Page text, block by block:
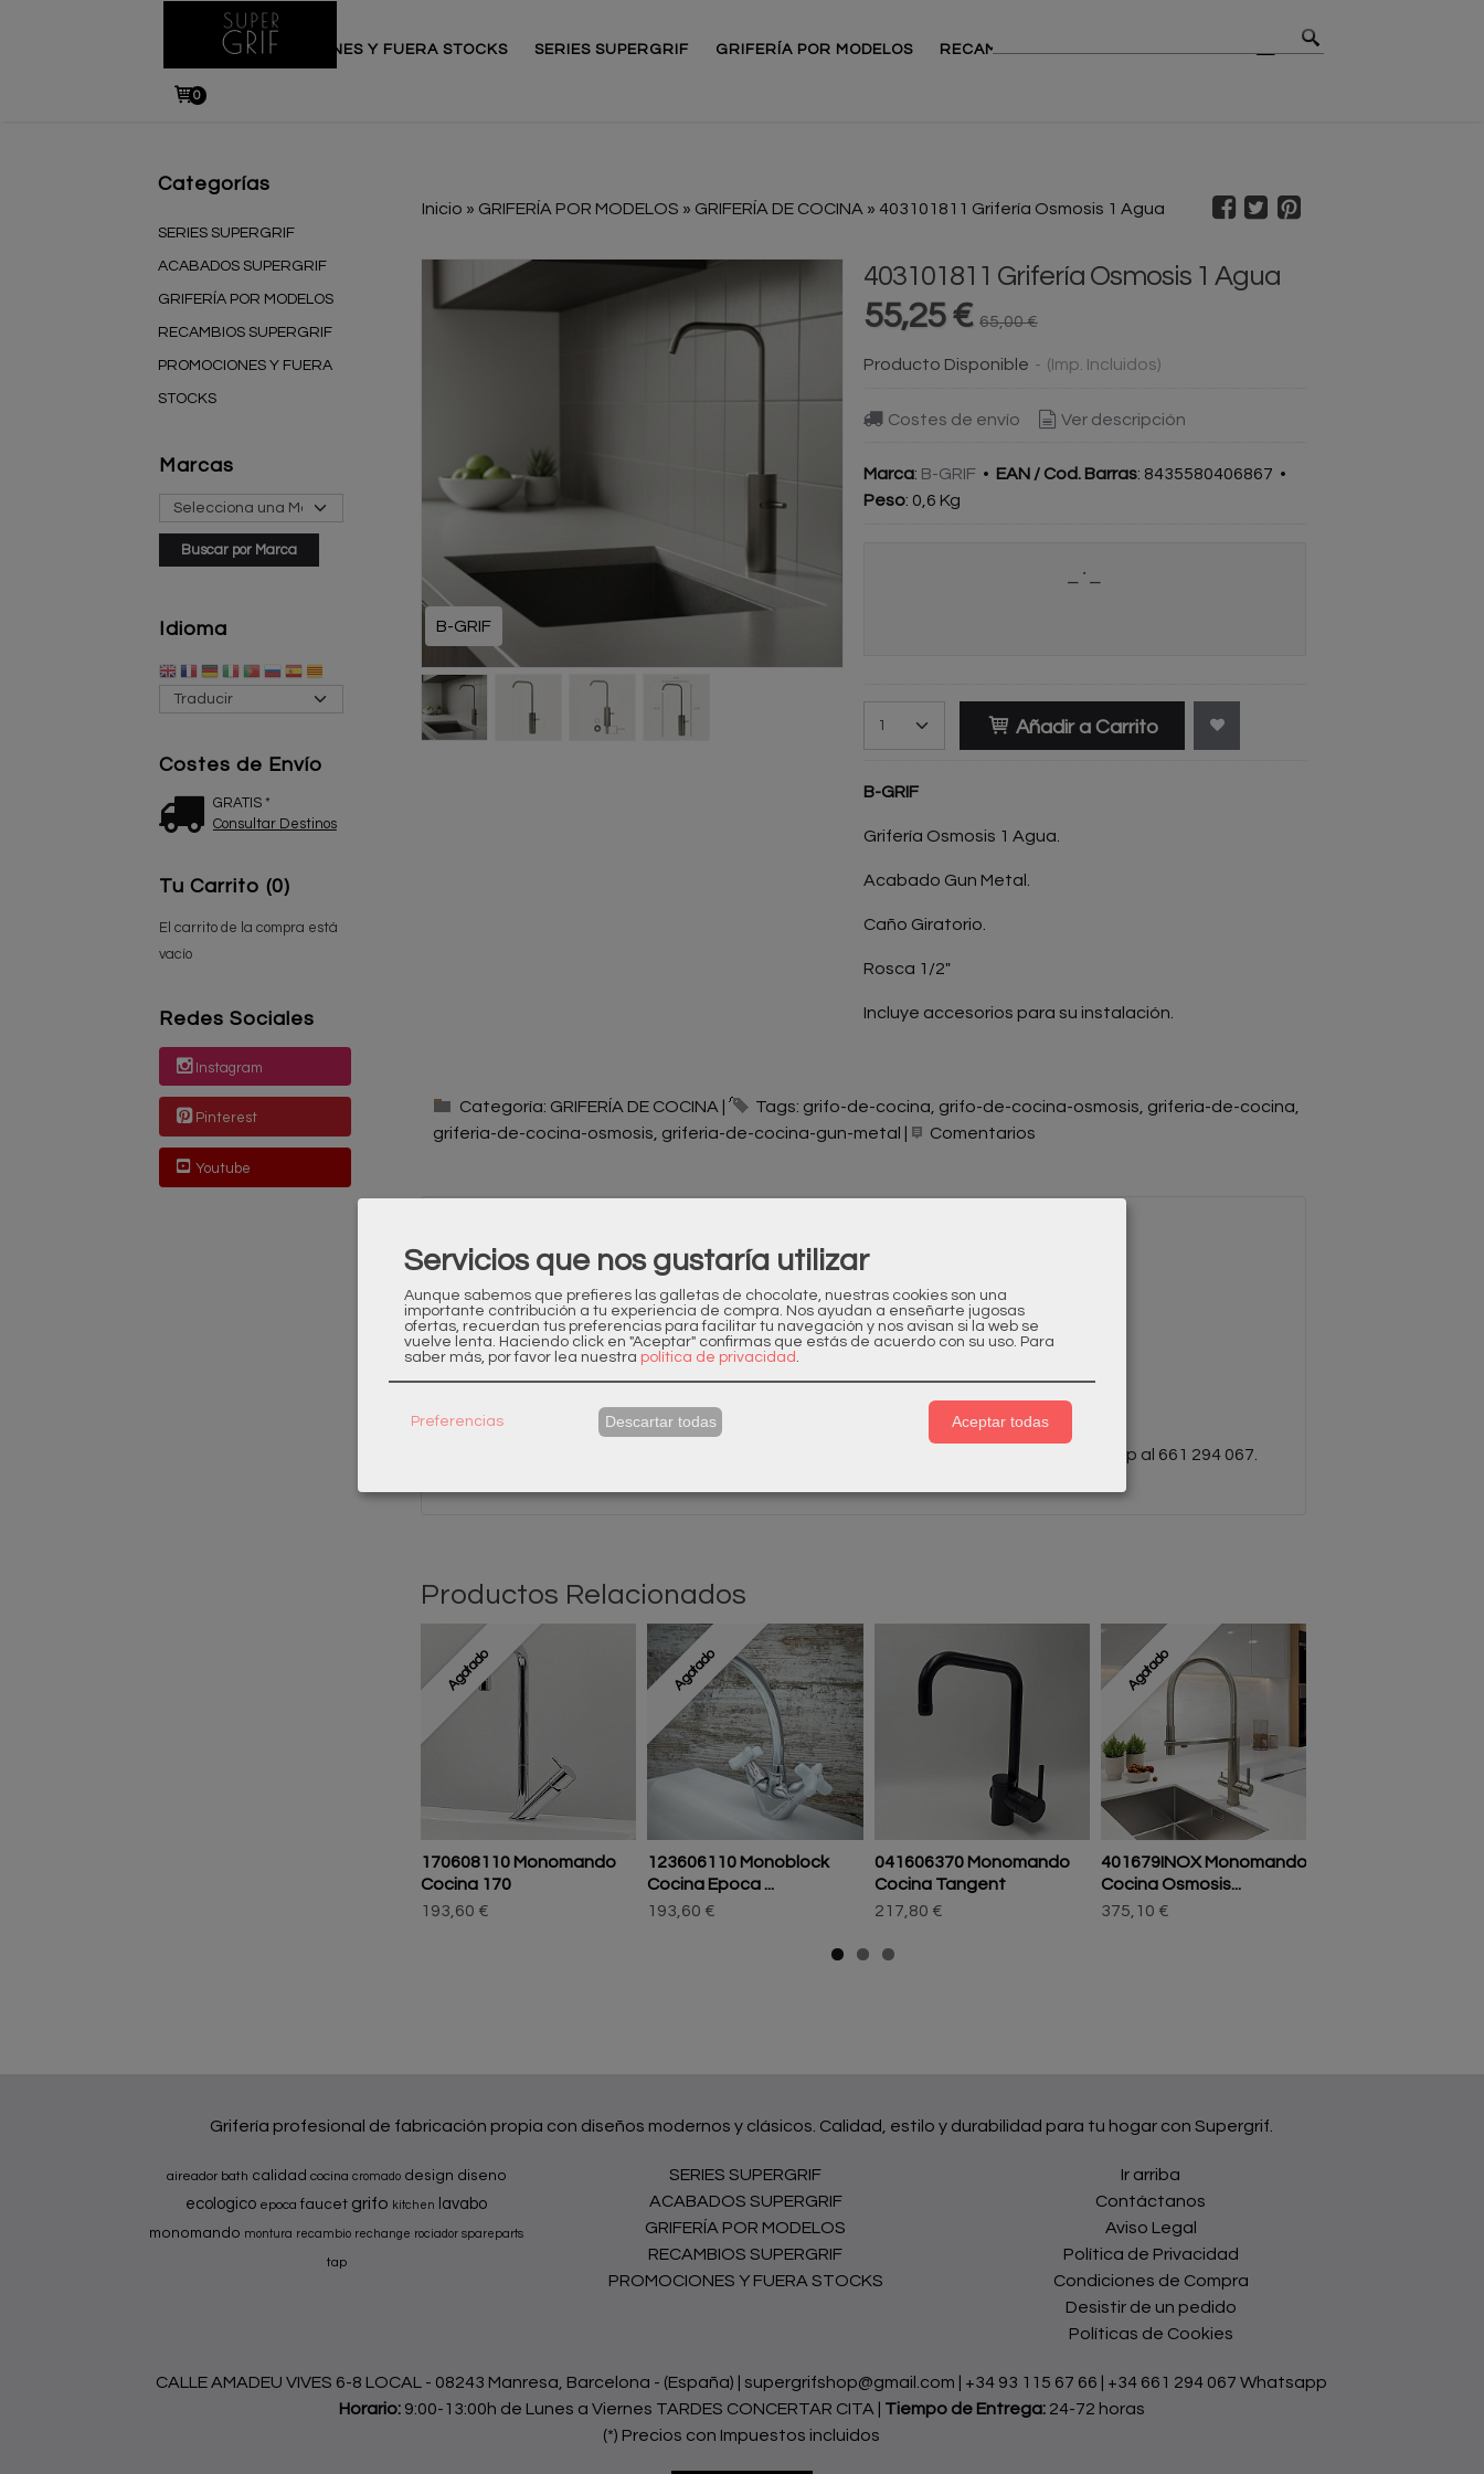
PROMOCIONES Y FUERA STOCKS SERIES SUPERGRIF GRIFERÍA POR MODELOS RECAMBIOS CONTACTO BLOG
0
Categorías
SERIES SUPERGRIF
ACABADOS SUPERGRIF
GRIFERÍA POR MODELOS
RECAMBIOS SUPERGRIF
PROMOCIONES Y FUERA
STOCKS
Marcas
Idioma
Costes de Envío
GRATIS *
Consultar Destinos
Tu Carrito (0)
El carrito de la compra está
vacío
Redes Sociales
Instagram
Pinterest
Youtube
Inicio » GRIFERÍA POR MODELOS » GRIFERÍA DE COCINA » 403101811 Grifería Osmosis 1 Agua
B-GRIF
403101811 Grifería Osmosis 1 Agua
55,25 € 65,00 €
Producto Disponible - (Imp. Incluidos)
Costes de envío Ver descripción
Marca: B-GRIF• EAN / Cod. Barras: 8435580406867 •
Peso: 0,6 Kg
Añadir a Carrito
B-GRIF
Grifería Osmosis 1 Agua.
Acabado Gun Metal.
Caño Giratorio.
Rosca 1/2"
Incluye accesorios para su instalación.
Categoría: GRIFERÍA DE COCINA Tags: grifo-de-cocina grifo-de-cocina-osmosis griferia-de-cocina
griferia-de-cocina-osmosis griferia-de-cocina-gun-metal Comentarios
PRODUCTO NUEVO
3 años de Garantía
¿Necesitas más unidades?
¿Tienes alguna duda? Antes de comprar, consulte con nuestros técnicos.
o por WhatsApp al 661 294 067.
Productos Relacionados
Agotado
170608110 Monomando
Cocina 170
193,60 €
Agotado
123606110 Monoblock
Cocina Epoca ...
193,60 €
041606370 Monomando
Cocina Tangent
217,80 €
Agotado
401679INOX Monomando
Cocina Osmosis...
375,10 €
Grifería profesional de fabricación propia con diseños modernos y clásicos. Calidad, estilo y durabilidad para tu hogar con Supergrif.
aireador bath calidad cocina cromado design diseno
ecologico epoca faucet grifo kitchen lavabo
monomando montura recambio rechange rociador spareparts
tap
SERIES SUPERGRIF
ACABADOS SUPERGRIF
GRIFERÍA POR MODELOS
RECAMBIOS SUPERGRIF
PROMOCIONES Y FUERA STOCKS
Ir arriba
Contáctanos
Aviso Legal
Política de Privacidad
Condiciones de Compra
Desistir de un pedido
Políticas de Cookies
CALLE AMADEU VIVES 6-8 LOCAL - 08243 Manresa, Barcelona - (España) | supergrifshop@gmail.com | +34 93 115 67 66
+34 661 294 067 Whatsapp
Horario: 9:00-13:00h de Lunes a Viernes TARDES CONCERTAR CITA | Tiempo de Entrega: 24-72 horas
(*) Precios con Impuestos incluidos
Servicios que nos gustaría utilizar
Aunque sabemos que prefieres las galletas de chocolate, nuestras cookies son una
importante contribución a tu experiencia de compra. Nos ayudan a enseñarte jugosas
ofertas, recuerdan tus preferencias para facilitar tu navegación y nos avisan si la web se
vuelve lenta. Haciendo click en "Aceptar" confirmas que estás de acuerdo con su uso. Para
saber más, por favor lea nuestra política de privacidad .
Preferencias Descartar todas Aceptar todas